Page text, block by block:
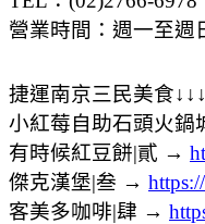
營業時間：週一至週
捷運南京三民美食↓↓↓
小紅莓自助石頭火鍋
有時候紅豆餅|貳 →
傑克漢堡|叁 →
客美多咖啡|肆 →